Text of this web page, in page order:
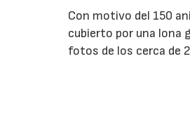
Con motivo del 150
cubierto por una lona
fotos de los cerca de